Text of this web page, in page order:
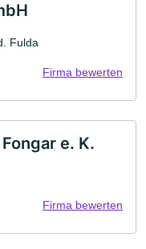
Fulda
Firma bewerten
e. K.
Firma bewerten